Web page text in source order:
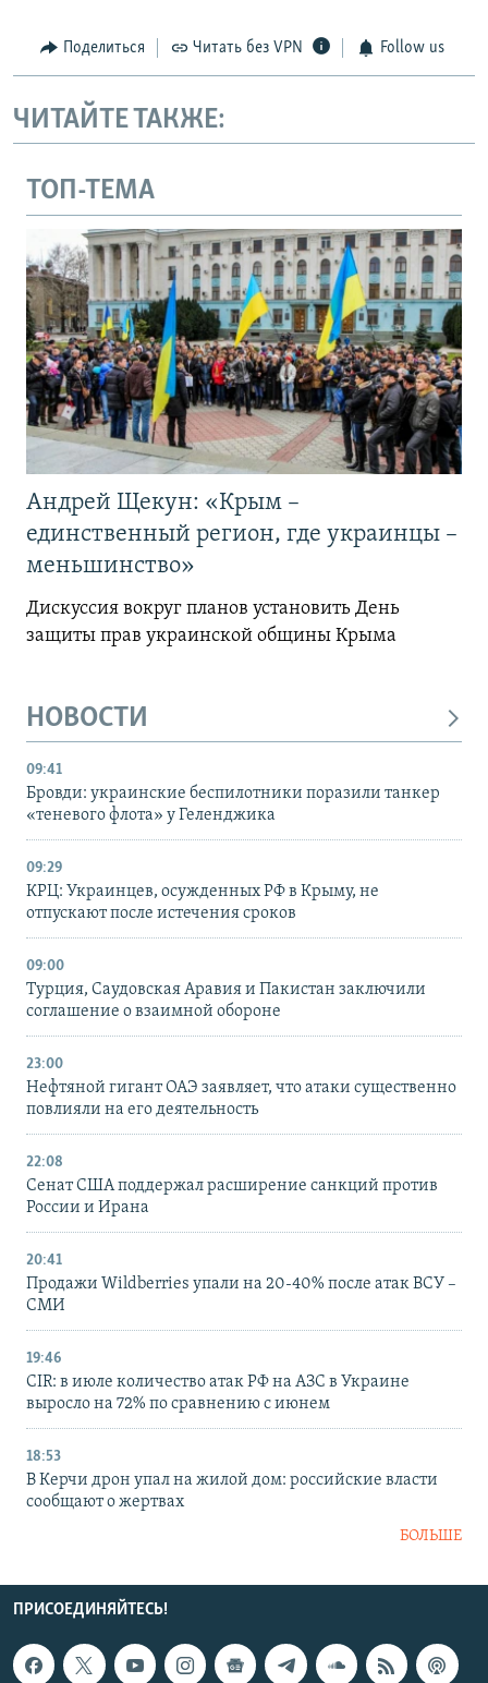
Поделиться Читать без VPN Follow us
ЧИТАЙТЕ ТАКЖЕ:
ТОП-ТЕМА
Андрей Щекун: «Крым –
единственный регион, где украинцы –
меньшинство»
Дискуссия вокруг планов установить День
защиты прав украинской общины Крыма
НОВОСТИ
09:41
Бровди: украинские беспилотники поразили танкер
«теневого флота» у Геленджика
09:29
КРЦ: Украинцев, осужденных РФ в Крыму, не
отпускают после истечения сроков
09:00
Турция, Саудовская Аравия и Пакистан заключили
соглашение о взаимной обороне
23:00
Нефтяной гигант ОАЭ заявляет, что атаки существенно
повлияли на его деятельность
22:08
Сенат США поддержал расширение санкций против
России и Ирана
20:41
Продажи Wildberries упали на 20-40% после атак ВСУ –
СМИ
19:46
CIR: в июле количество атак РФ на АЗС в Украине
выросло на 72% по сравнению с июнем
18:53
В Керчи дрон упал на жилой дом: российские власти
сообщают о жертвах
БОЛЬШЕ
ПРИСОЕДИНЯЙТЕСЬ!